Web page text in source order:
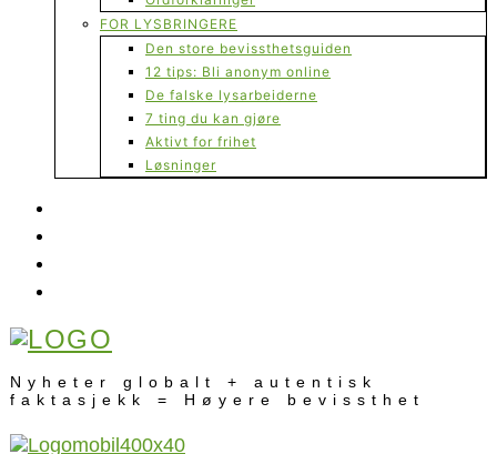
FOR LYSBRINGERE
Den store bevissthetsguiden
12 tips: Bli anonym online
De falske lysarbeiderne
7 ting du kan gjøre
Aktivt for frihet
Løsninger
Nyheter globalt + autentisk
faktasjekk = Høyere bevissthet